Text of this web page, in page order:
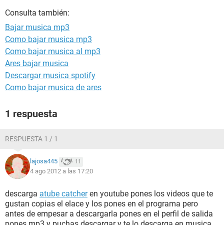
Consulta también:
Bajar musica mp3
Como bajar musica mp3
Como bajar musica al mp3
Ares bajar musica
Descargar musica spotify
Como bajar musica de ares
1 respuesta
RESPUESTA 1 / 1
lajosa445 11
4 ago 2012 a las 17:20
descarga atube catcheren youtube pones los videos que te
gustan copias el elace y los pones en el programa pero
antes de empesar a descargarla pones en el perfil de salida